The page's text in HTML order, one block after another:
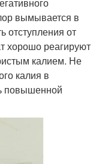
вымывается в
отступления от
хорошо реагируют
калием. Не
калия в
повышенной